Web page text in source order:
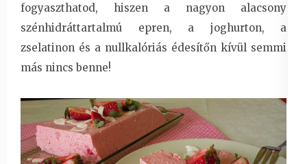
fogyaszthatod, hiszen a nagyon alacsony
szénhidráttartalmú epren, a joghurton, a
zselatinon és a nullkalóriás édesítőn kívül semmi
más nincs benne!